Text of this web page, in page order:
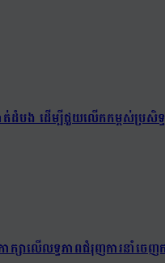
បង ដើម្បីជួយលើកកម្ពស់ប្រសិ
សាលើលទ្ធភាពជំរុញការនាំចេ